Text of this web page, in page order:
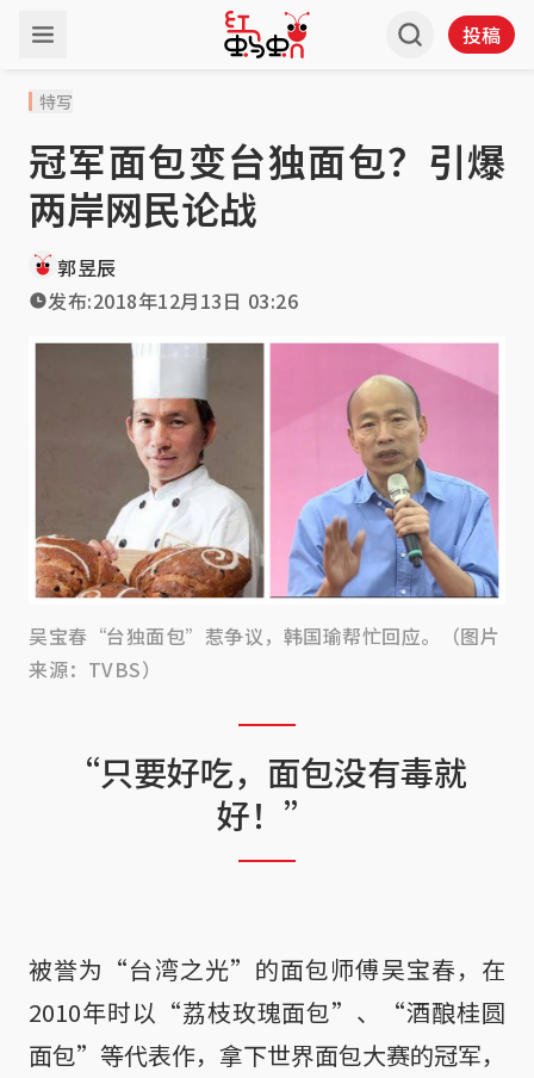
投稿
特写
冠军面包变台独面包？引爆
两岸网民论战
郭昱辰
发布:2018年12月13日 03:26
吴宝春“台独面包”惹争议，韩国瑜帮忙回应。（图片
来源：TVBS）
“只要好吃，面包没有毒就
好！”
被誉为“台湾之光”的面包师傅吴宝春，在
2010年时以“荔枝玫瑰面包”、“酒酿桂圆
面包”等代表作，拿下世界面包大赛的冠军，